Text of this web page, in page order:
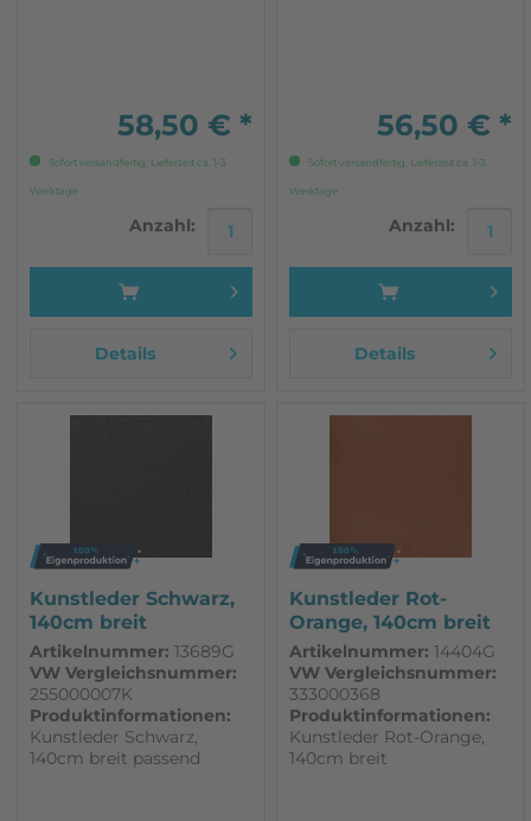
58,50 € *
Sofort versandfertig, Lieferzeit ca. 1-3
Werktage
Anzahl:
Details
56,50 € *
Sofort versandfertig, Lieferzeit ca. 1-3
Werktage
Anzahl:
Details
Kunstleder Schwarz,
140cm breit
Artikelnummer: 13689G
VW Vergleichsnummer:
255000007K
Produktinformationen:
Kunstleder Schwarz,
140cm breit passend
Kunstleder Rot-
Orange, 140cm breit
Artikelnummer: 14404G
VW Vergleichsnummer:
333000368
Produktinformationen:
Kunstleder Rot-Orange,
140cm breit